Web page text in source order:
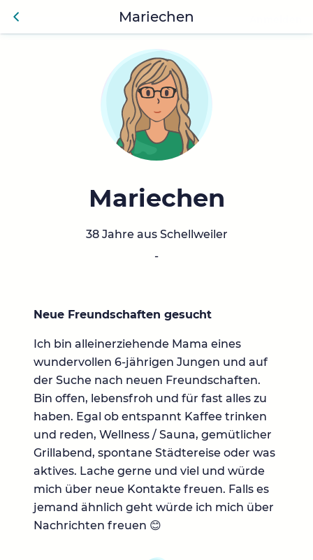
Zurü
Mariechen
Mariechen
38 Jahre aus Schellweiler
-
Neue Freundschaften gesucht
Ich bin alleinerziehende Mama eines
wundervollen 6-jährigen Jungen und auf
der Suche nach neuen Freundschaften.
Bin offen, lebensfroh und für fast alles zu
haben. Egal ob entspannt Kaffee trinken
und reden, Wellness / Sauna, gemütlicher
Grillabend, spontane Städtereise oder was
aktives. Lache gerne und viel und würde
mich über neue Kontakte freuen. Falls es
jemand ähnlich geht würde ich mich über
Nachrichten freuen 😊